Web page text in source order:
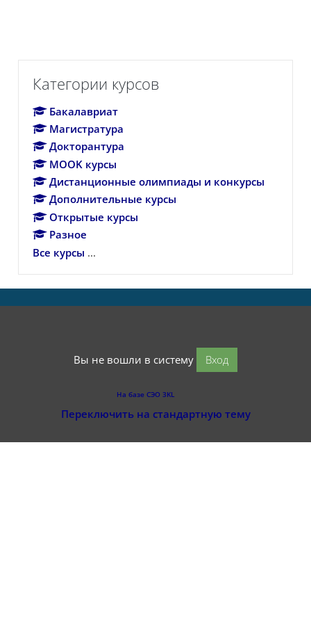
Категории курсов
Бакалавриат
Магистратура
Докторантура
MOOK курсы
Дистанционные олимпиады и конкурсы
Дополнительные курсы
Открытые курсы
Разное
Все курсы ...
Вы не вошли в систему Вход
На базе СЭО 3KL
Переключить на стандартную тему